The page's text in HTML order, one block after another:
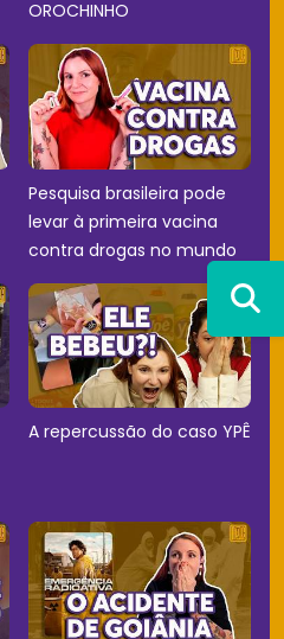
OROCHINHO
Pesquisa brasileira pode
levar à primeira vacina
contra drogas no mundo
A repercussão do caso YPÊ